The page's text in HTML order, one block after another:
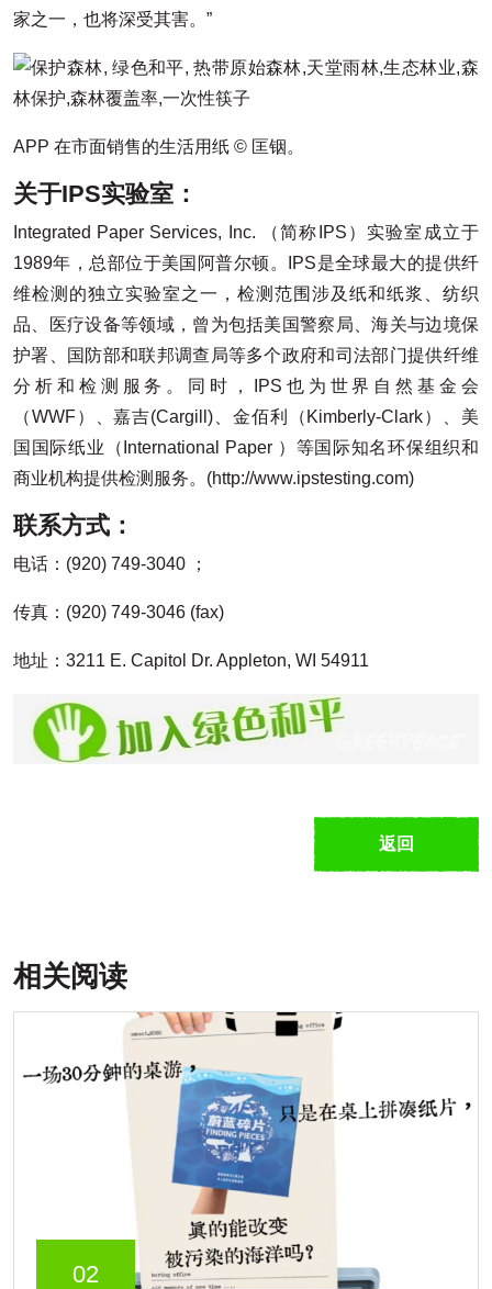
家之一，也将深受其害。”
APP 在市面销售的生活用纸 © 匡铟。
关于IPS实验室：
Integrated Paper Services, Inc. （简称IPS）实验室成立于
1989年，总部位于美国阿普尔顿。IPS是全球最大的提供纤
维检测的独立实验室之一，检测范围涉及纸和纸浆、纺织
品、医疗设备等领域，曾为包括美国警察局、海关与边境保
护署、国防部和联邦调查局等多个政府和司法部门提供纤维
分析和检测服务。同时，IPS也为世界自然基金会
（WWF）、嘉吉(Cargill)、金佰利（Kimberly-Clark）、美
国国际纸业（International Paper ）等国际知名环保组织和
商业机构提供检测服务。(http://www.ipstesting.com)
联系方式：
电话：(920) 749-3040 ；
传真：(920) 749-3046 (fax)
地址：3211 E. Capitol Dr. Appleton, WI 54911
返回
相关阅读
02